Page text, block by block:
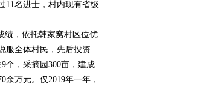
名进士，村内现有省级
，依托韩家窝村区位优
服全体村民，先后投资
个，采摘园300亩，建成
万元。仅2019年一年，